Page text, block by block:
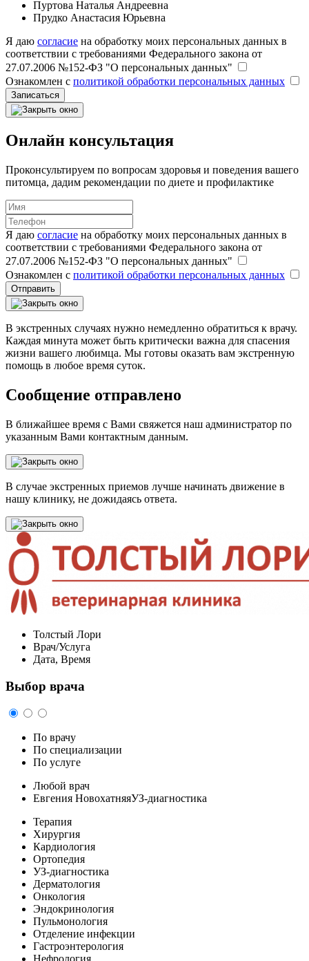
Пуртова Наталья Андреевна
Прудко Анастасия Юрьевна
Я даю согласие на обработку моих персональных данных в
соответствии с требованиями Федерального закона от
27.07.2006 №152-ФЗ "О персональных данных"
Ознакомлен с политикой обработки персональных данных
Записаться
Онлайн консультация
Проконсультируем по вопросам здоровья и поведения вашего
питомца, дадим рекомендации по диете и профилактике
Я даю согласие на обработку моих персональных данных в
соответствии с требованиями Федерального закона от
27.07.2006 №152-ФЗ "О персональных данных"
Ознакомлен с политикой обработки персональных данных
Отправить
В экстренных случаях нужно немедленно обратиться к врачу.
Каждая минута может быть критически важна для спасения
жизни вашего любимца. Мы готовы оказать вам экстренную
помощь в любое время суток.
Сообщение отправлено
В ближайшее время с Вами свяжется наш администратор по
указанным Вами контактным данным.
В случае экстренных приемов лучше начинать движение в
нашу клинику, не дожидаясь ответа.